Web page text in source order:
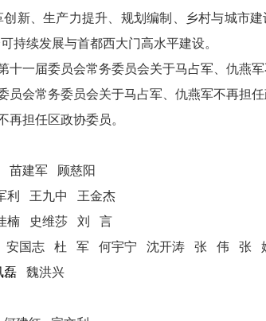
新、生产力提升、规划编制、乡村与城市
持续发展与首都西大门高水平建设。
十一届委员会常务委员会关于马占军、仇燕
员会常务委员会关于马占军、仇燕军不再担任
再担任区政协委员。
苗建军 顾慈阳
利 王九中
王金杰
楠 史维莎 刘
言
安国志 杜 军 何宇宁 沈开涛 张 伟 张
磊
魏洪兴